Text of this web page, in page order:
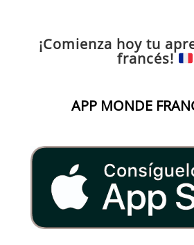
¡Comienza hoy tu
francés!
APP MONDE